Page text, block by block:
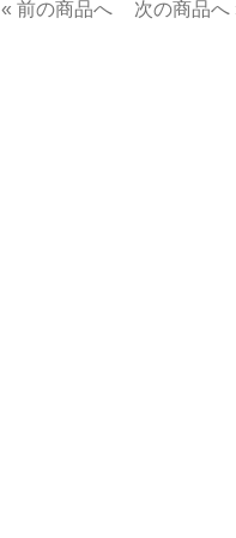
« 前の商品へ 次の商品へ